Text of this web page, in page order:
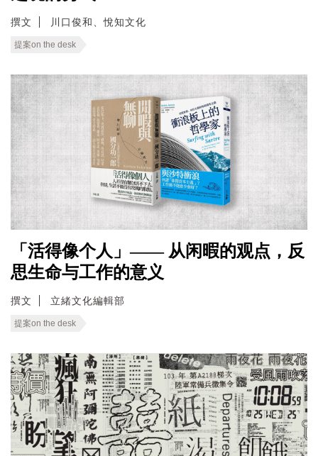
撰文 川口俊和、悅知文化
提案on the desk
「活得像个人」—— 从闲暇的观点，反
思生命与工作的意义
撰文 立緒文化編輯部
提案on the desk